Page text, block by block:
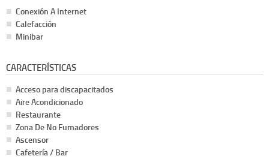
Conexión A Internet
Calefacción
Minibar
CARACTERÍSTICAS
Acceso para discapacitados
Aire Acondicionado
Restaurante
Zona De No Fumadores
Ascensor
Cafetería / Bar